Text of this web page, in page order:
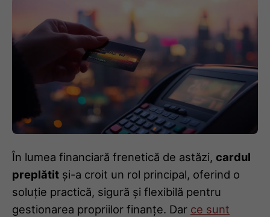
În lumea financiară frenetică de astăzi, cardul
preplătit și-a croit un rol principal, oferind o
soluție practică, sigură și flexibilă pentru
gestionarea propriilor finanțe. Dar ce sunt